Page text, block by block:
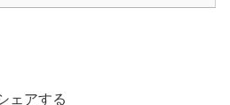
ェアする